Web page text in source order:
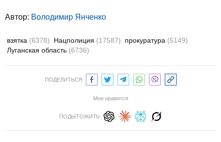
Автор: Володимир Янченко
взятка (6378) Нацполиция (17587) прокуратура (5149)
Луганская область (6736)
ПОДЕЛИТЬСЯ:
Мне нравится
ПОДЫТОЖИТЬ: